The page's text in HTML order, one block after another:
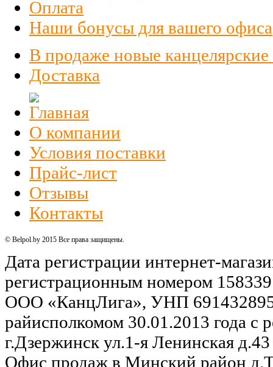
Оплата
Наши бонусы для вашего офиса
В продаже новые
Доставка
О компании
Условия поставки
Прайс-лист
Отзывы
Контакты
© Belpol.by 2015 Все права защищены.
Дата регистрации интернет-
регистрационным номером 158339
ООО «КанцЛига», УНП
райисполкомом 30.01.2013 года с
г.Дзержинск ул.1-я Ленинская
Офис продаж в Минский район